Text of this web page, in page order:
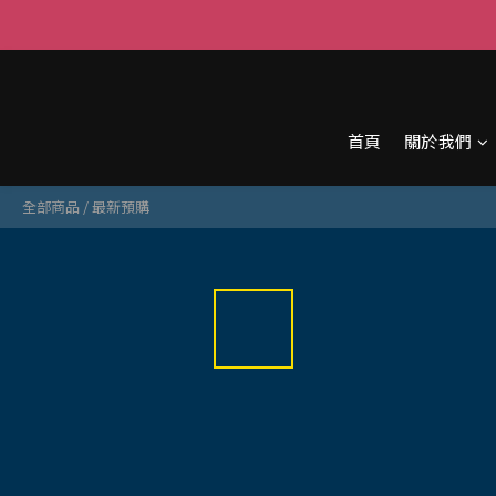
首頁 關於我們
全部商品 /最新預購